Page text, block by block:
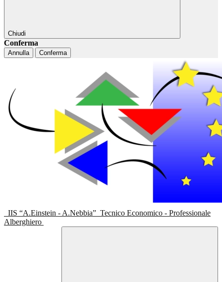
Chiudi
Conferma
Annulla Conferma
IIS “A.Einstein - A.Nebbia” Tecnico Economico - Professionale
Alberghiero